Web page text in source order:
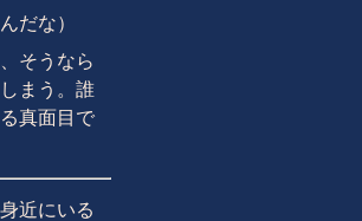
だな）
そうなら
まう。誰
真面目で
近にいる